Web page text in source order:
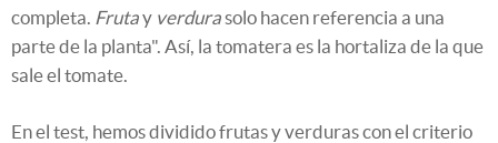
completa. Frutay verdurasolo hacen referencia a una
parte de la planta". Así, la tomatera es la hortaliza de la que
sale el tomate.
En el test, hemos dividido frutas y verduras con el criterio